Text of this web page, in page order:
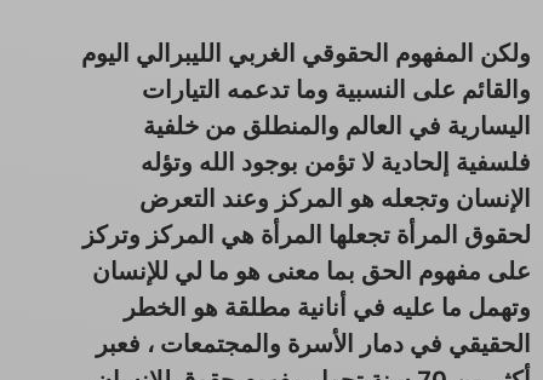
ولكن المفهوم الحقوقي الغربي الليبرالي اليوم
والقائم على النسبية وما تدعمه التيارات
اليسارية في العالم والمنطلق من خلفية
فلسفية إلحادية لا تؤمن بوجود الله وتؤله
الإنسان وتجعله هو المركز وعند التعرض
لحقوق المرأة تجعلها المرأة هي المركز وتركز
على مفهوم الحق بما معنى هو ما لي للإنسان
وتهمل ما عليه في أنانية مطلقة هو الخطر
الحقيقي في دمار الأسرة والمجتمعات ، فعبر